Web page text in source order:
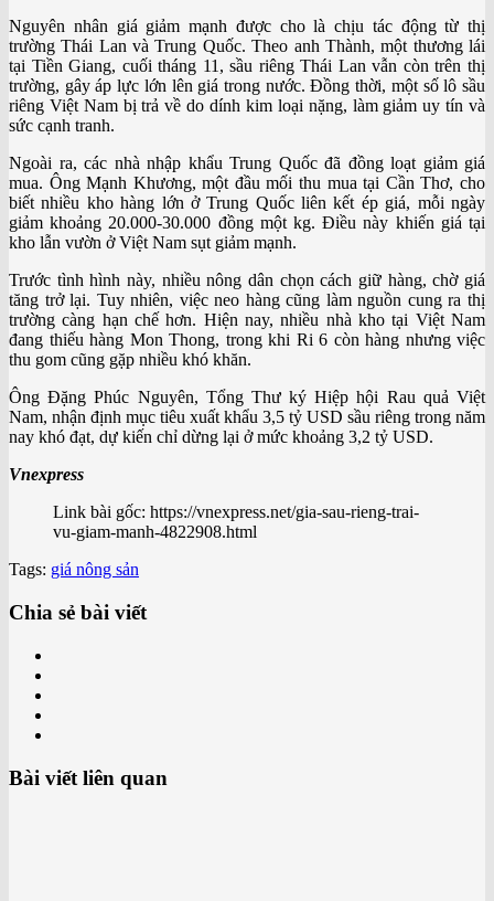
Nguyên nhân giá giảm mạnh được cho là chịu tác động từ thị
trường Thái Lan và Trung Quốc. Theo anh Thành, một thương lái
tại Tiền Giang, cuối tháng 11, sầu riêng Thái Lan vẫn còn trên thị
trường, gây áp lực lớn lên giá trong nước. Đồng thời, một số lô sầu
riêng Việt Nam bị trả về do dính kim loại nặng, làm giảm uy tín và
sức cạnh tranh.
Ngoài ra, các nhà nhập khẩu Trung Quốc đã đồng loạt giảm giá
mua. Ông Mạnh Khương, một đầu mối thu mua tại Cần Thơ, cho
biết nhiều kho hàng lớn ở Trung Quốc liên kết ép giá, mỗi ngày
giảm khoảng 20.000-30.000 đồng một kg. Điều này khiến giá tại
kho lẫn vườn ở Việt Nam sụt giảm mạnh.
Trước tình hình này, nhiều nông dân chọn cách giữ hàng, chờ giá
tăng trở lại. Tuy nhiên, việc neo hàng cũng làm nguồn cung ra thị
trường càng hạn chế hơn. Hiện nay, nhiều nhà kho tại Việt Nam
đang thiếu hàng Mon Thong, trong khi Ri 6 còn hàng nhưng việc
thu gom cũng gặp nhiều khó khăn.
Ông Đặng Phúc Nguyên, Tổng Thư ký Hiệp hội Rau quả Việt
Nam, nhận định mục tiêu xuất khẩu 3,5 tỷ USD sầu riêng trong năm
nay khó đạt, dự kiến chỉ dừng lại ở mức khoảng 3,2 tỷ USD.
Vnexpress
Link bài gốc: https://vnexpress.net/gia-sau-rieng-trai-
vu-giam-manh-4822908.html
Tags: giá nông sản
Chia sẻ bài viết
Bài viết liên quan